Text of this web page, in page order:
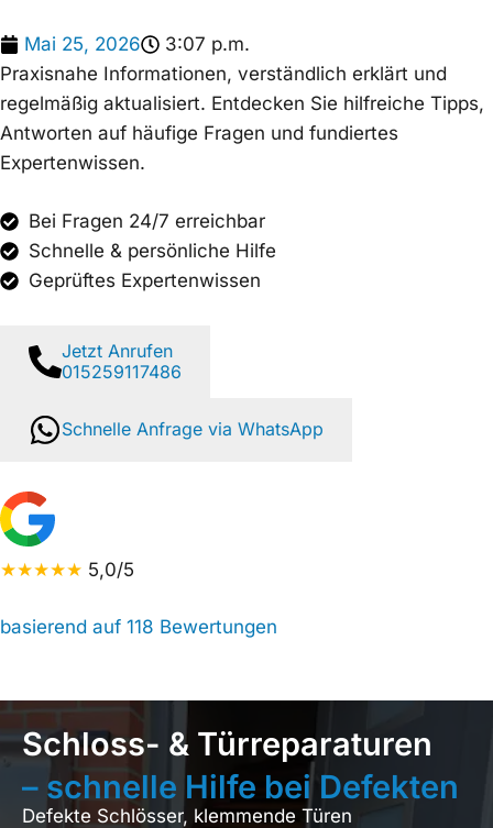
Mai 25, 2026
3:07 p.m.
Praxisnahe Informationen, verständlich erklärt und
regelmäßig aktualisiert. Entdecken Sie hilfreiche Tipps,
Antworten auf häufige Fragen und fundiertes
Expertenwissen.
Bei Fragen 24/7 erreichbar
Schnelle & persönliche Hilfe
Geprüftes Expertenwissen
Jetzt Anrufen
015259117486
Schnelle Anfrage via WhatsApp
★★★★★ 5,0/5
basierend auf 118 Bewertungen
Schloss- & Türreparaturen
– schnelle Hilfe bei Defekten
Defekte Schlösser, klemmende Türen